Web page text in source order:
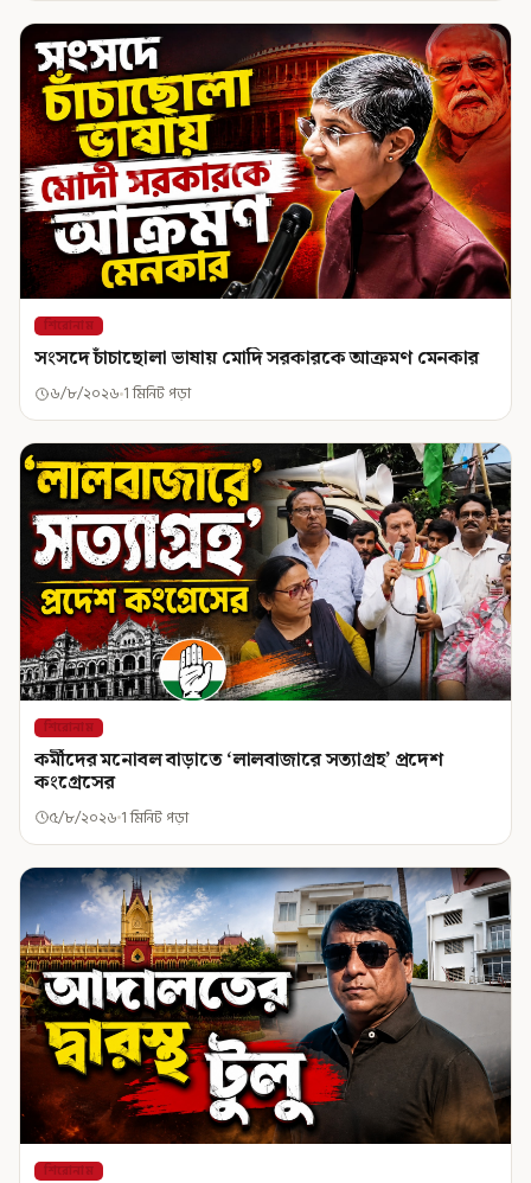
শিরোনাম
সংসদে চাঁচাছোলা ভাষায় মোদি সরকারকে আক্রমণ মেনকার
৬/৮/২০২৬ 1 মিনিট পড়া
শিরোনাম
কর্মীদের মনোবল বাড়াতে ‘লালবাজারে সত্যাগ্রহ’ প্রদেশ
কংগ্রেসের
৫/৮/২০২৬ 1 মিনিট পড়া
শিরোনাম